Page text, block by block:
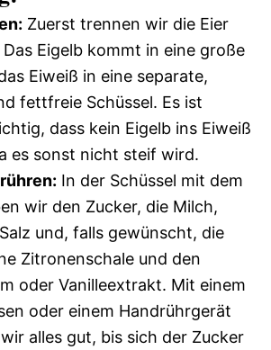
Zuerst trennen wir die Eier
Eigelb kommt in eine große
Eiweiß in eine separate,
fettfreie Schüssel. Es ist
dass kein Eigelb ins Eiweiß
es sonst nicht steif wird.
In der Schüssel mit dem
wir den Zucker, die Milch,
und, falls gewünscht, die
Zitronenschale und den
oder Vanilleextrakt. Mit einem
oder einem Handrührgerät
alles gut, bis sich der Zucker